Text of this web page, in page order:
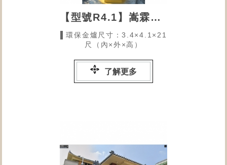
【型號R4.1】嵩霖福德正神
▌環保金爐尺寸：3.4×4.1×21
尺（內×外×高）
了解更多